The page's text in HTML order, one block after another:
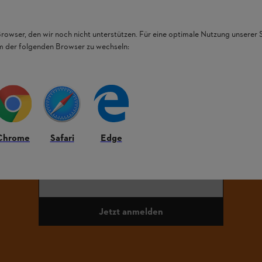
Sie auf dem Laufenden mit dem STIHL
Jetzt anmelden
den wir noch nicht unterstützen. Für eine optimale Nutzung unserer
der folgenden Browser zu wechseln:
Safari Edge